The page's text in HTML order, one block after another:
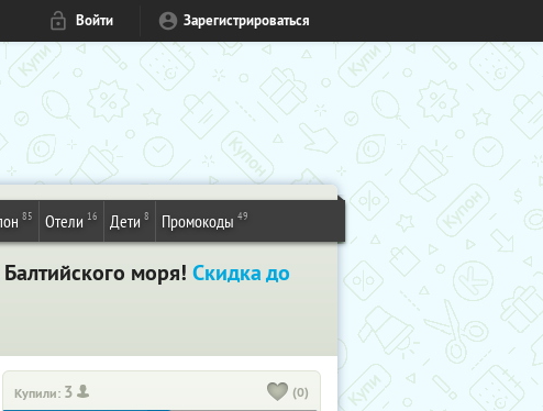
Войти Зарегистрироваться
85 Отели 16 Дети 8 Промокоды 49
моря! Скидка до
Купили: 3 (0)